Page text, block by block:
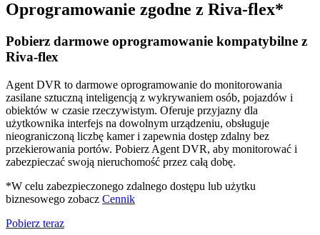
Oprogramowanie zgodne z Riva-flex*
Pobierz darmowe oprogramowanie kompatybilne z
Riva-flex
Agent DVR to darmowe oprogramowanie do monitorowania
zasilane sztuczną inteligencją z wykrywaniem osób, pojazdów i
obiektów w czasie rzeczywistym. Oferuje przyjazny dla
użytkownika interfejs na dowolnym urządzeniu, obsługuje
nieograniczoną liczbę kamer i zapewnia dostęp zdalny bez
przekierowania portów. Pobierz Agent DVR, aby monitorować i
zabezpieczać swoją nieruchomość przez całą dobę.
*W celu zabezpieczonego zdalnego dostępu lub użytku
biznesowego zobacz Cennik
Pobierz teraz